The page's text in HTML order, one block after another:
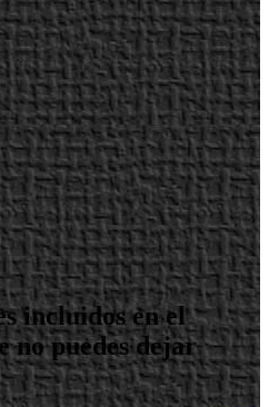
incluidos en el
no puedes dejar